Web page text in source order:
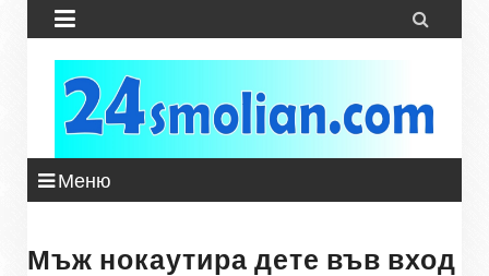
 
Меню
Мъж нокаутира дете във вход